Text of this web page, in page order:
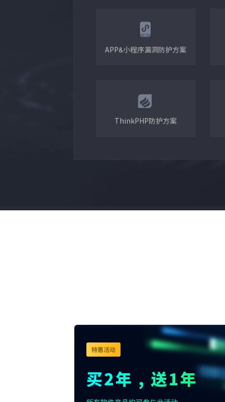
APP&小程序漏洞防护方案
ThinkPHP防护方案